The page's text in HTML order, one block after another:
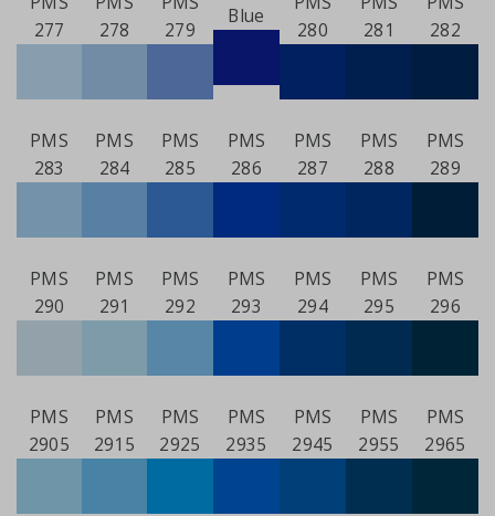
277
278
279
Blue
280
281
282
PMS
283
PMS
284
PMS
285
PMS
286
PMS
287
PMS
288
PMS
289
PMS
290
PMS
291
PMS
292
PMS
293
PMS
294
PMS
295
PMS
296
PMS
2905
PMS
2915
PMS
2925
PMS
2935
PMS
2945
PMS
2955
PMS
2965